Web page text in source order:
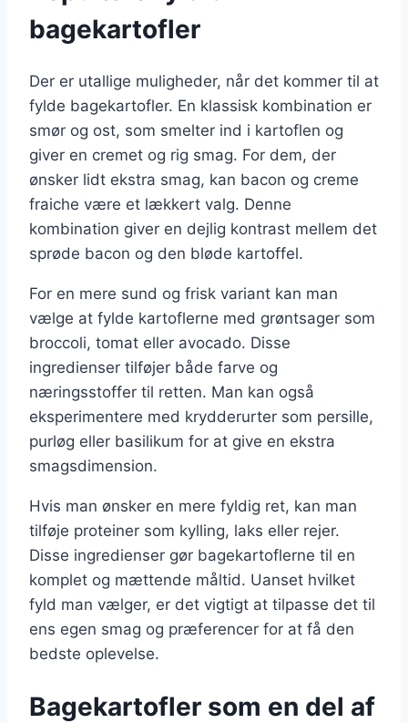
bagekartofler
Der er utallige muligheder, når det kommer til at
fylde bagekartofler. En klassisk kombination er
smør og ost, som smelter ind i kartoflen og
giver en cremet og rig smag. For dem, der
ønsker lidt ekstra smag, kan bacon og creme
fraiche være et lækkert valg. Denne
kombination giver en dejlig kontrast mellem det
sprøde bacon og den bløde kartoffel.
For en mere sund og frisk variant kan man
vælge at fylde kartoflerne med grøntsager som
broccoli, tomat eller avocado. Disse
ingredienser tilføjer både farve og
næringsstoffer til retten. Man kan også
eksperimentere med krydderurter som persille,
purløg eller basilikum for at give en ekstra
smagsdimension.
Hvis man ønsker en mere fyldig ret, kan man
tilføje proteiner som kylling, laks eller rejer.
Disse ingredienser gør bagekartoflerne til en
komplet og mættende måltid. Uanset hvilket
fyld man vælger, er det vigtigt at tilpasse det til
ens egen smag og præferencer for at få den
bedste oplevelse.
Bagekartofler som en del af